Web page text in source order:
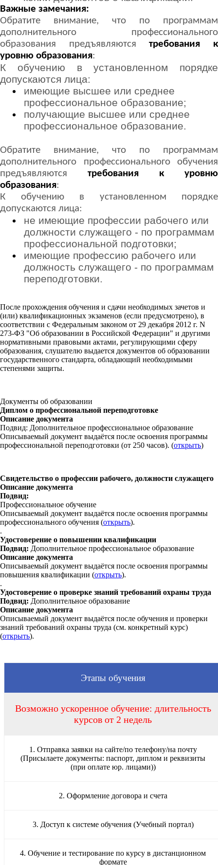
Важные замечания:
Обратите внимание, что по программам
дополнительного профессионального
образования предъявляютсятребования к
уровню образования:
К обучению в установленном порядке
допускаются лица:
имеющие высшее или среднее
профессиональное образование;
получающие высшее или среднее
профессиональное образование.
Обратите внимание, что по программам
дополнительного профессионального обучения
предъявляются требования к уровню
образования:
К обучению в установленном порядке
допускаются лица:
не имеющие профессии рабочего или
должности служащего - по программам
профессиональной подготовки;
имеющие профессию рабочего или
должность служащего - по программам
переподготовки.
После прохождения обучения и сдачи необходимых зачетов и
(или) квалификационных экзаменов (если предусмотрено), в
соответствии с Федеральным законом от 29 декабря 2012 г. N
273-ФЗ "Об образовании в Российской Федерации" и другими
нормативными правовыми актами, регулирующими сферу
образования, слушателю выдается документов об образовании
государственного стандарта, обладающий необходимыми
степенями защиты.
Документы об образовании
Диплом о профессиональной переподготовке
Описание документа
Подвид: Дополнительное профессиональное образование
Описываемый документ выдаётся после освоения программы
профессиональной переподготовки (от 250 часов). (открыть)
Свидетельство о профессии рабочего, должности служащего
Описание документа
Подвид:
Профессиональное обучение
Описываемый документ выдаётся после освоения программы
профессионального обучения (открыть).
.
Удостоверение о повышении квалификации
Подвид: Дополнительное профессиональное образование
Описание документа
Описываемый документ выдаётся после освоения программы
повышения квалификации (открыть).
.
Удостоверение о проверке знаний требований охраны труда
Подвид: Дополнительное образование
Описание документа
Описываемый документ выдаётся после обучения и проверки
знаний требований охраны труда (см. конкретный курс)
(открыть).
Этапы обучения
Возможно ускоренное обучение: длительность
курсов от 2 недель
1. Отправка заявки на сайте/по телефону/на почту
(Присылаете документы: паспорт, диплом и реквизиты
(при оплате юр. лицами))
2. Оформление договора и счета
3. Доступ к системе обучения (Учебный портал)
4. Обучение и тестирование по курсу в дистанционном
формате